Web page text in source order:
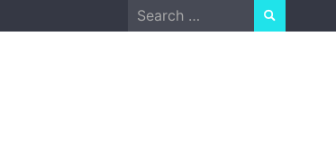
Search
for: